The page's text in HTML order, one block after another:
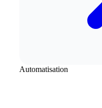
Automatisation